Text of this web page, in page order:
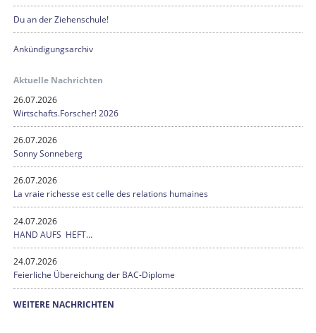
Du an der Ziehenschule!
Ankündigungsarchiv
Aktuelle Nachrichten
26.07.2026
Wirtschafts.Forscher! 2026
26.07.2026
Sonny Sonneberg
26.07.2026
La vraie richesse est celle des relations humaines
24.07.2026
HAND AUFS HEFT…
24.07.2026
Feierliche Übereichung der BAC-Diplome
WEITERE NACHRICHTEN